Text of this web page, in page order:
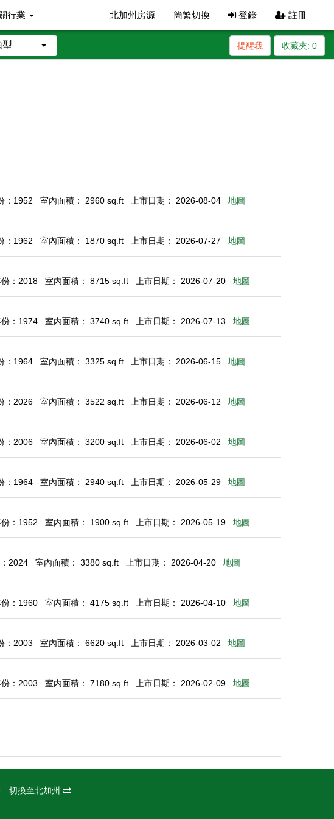
行業 北加州房源 簡繁切換 登錄 註冊
型 收藏夾: 0
提醒我
：1952 室內面積： 2960 sq.ft 上市日期： 2026-08-04 地圖
：1962 室內面積： 1870 sq.ft 上市日期： 2026-07-27 地圖
：2018 室內面積： 8715 sq.ft 上市日期： 2026-07-20 地圖
：1974 室內面積： 3740 sq.ft 上市日期： 2026-07-13 地圖
：1964 室內面積： 3325 sq.ft 上市日期： 2026-06-15 地圖
：2026 室內面積： 3522 sq.ft 上市日期： 2026-06-12 地圖
：2006 室內面積： 3200 sq.ft 上市日期： 2026-06-02 地圖
：1964 室內面積： 2940 sq.ft 上市日期： 2026-05-29 地圖
：1952 室內面積： 1900 sq.ft 上市日期： 2026-05-19 地圖
2024 室內面積： 3380 sq.ft 上市日期： 2026-04-20 地圖
：1960 室內面積： 4175 sq.ft 上市日期： 2026-04-10 地圖
：2003 室內面積： 6620 sq.ft 上市日期： 2026-03-02 地圖
：2003 室內面積： 7180 sq.ft 上市日期： 2026-02-09 地圖
切換至北加州